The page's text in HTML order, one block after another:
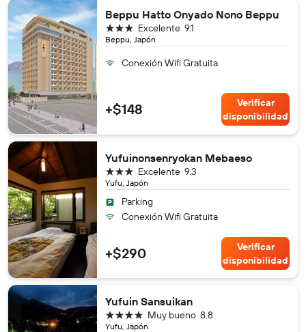
Beppu Hatto Onyado Nono Beppu
Beppu, Japón
9.1
Excelente
3 estrellas
Conexión Wifi Gratuita
+$148
Verificar
disponibilidad
Yufuinonsenryokan Mebaeso
Yufu, Japón
9.3
Excelente
3 estrellas
Parking
Conexión Wifi Gratuita
+$290
Verificar
disponibilidad
Yufuin Sansuikan
Yufu, Japón
8.8
Muy bueno
4 estrellas